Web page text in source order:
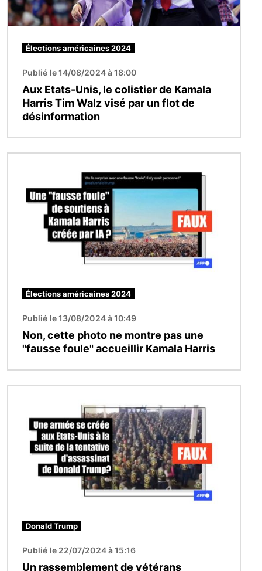
Élections américaines 2024
Publié le 14/08/2024 à 18:00
Aux Etats-Unis, le colistier de Kamala
Harris Tim Walz visé par un flot de
désinformation
Élections américaines 2024
Publié le 13/08/2024 à 10:49
Non, cette photo ne montre pas une
"fausse foule" accueillir Kamala Harris
Donald Trump
Publié le 22/07/2024 à 15:16
Un rassemblement de vétérans